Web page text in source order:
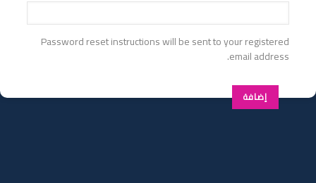
Password reset instructions will be sent to your registered
email address.